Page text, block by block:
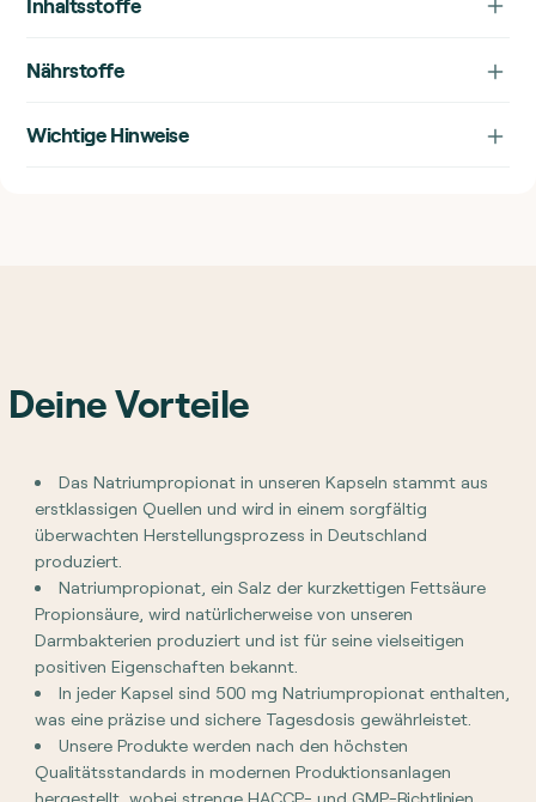
Nährstoffe
Wichtige Hinweise
Deine Vorteile
Das Natriumpropionat in unseren Kapseln stammt aus
erstklassigen Quellen und wird in einem sorgfältig
überwachten Herstellungsprozess in Deutschland
produziert.
Natriumpropionat, ein Salz der kurzkettigen Fettsäure
Propionsäure, wird natürlicherweise von unseren
Darmbakterien produziert und ist für seine vielseitigen
positiven Eigenschaften bekannt.
In jeder Kapsel sind 500 mg Natriumpropionat enthalten,
was eine präzise und sichere Tagesdosis gewährleistet.
Unsere Produkte werden nach den höchsten
Qualitätsstandards in modernen Produktionsanlagen
hergestellt, wobei strenge HACCP- und GMP-Richtlinien